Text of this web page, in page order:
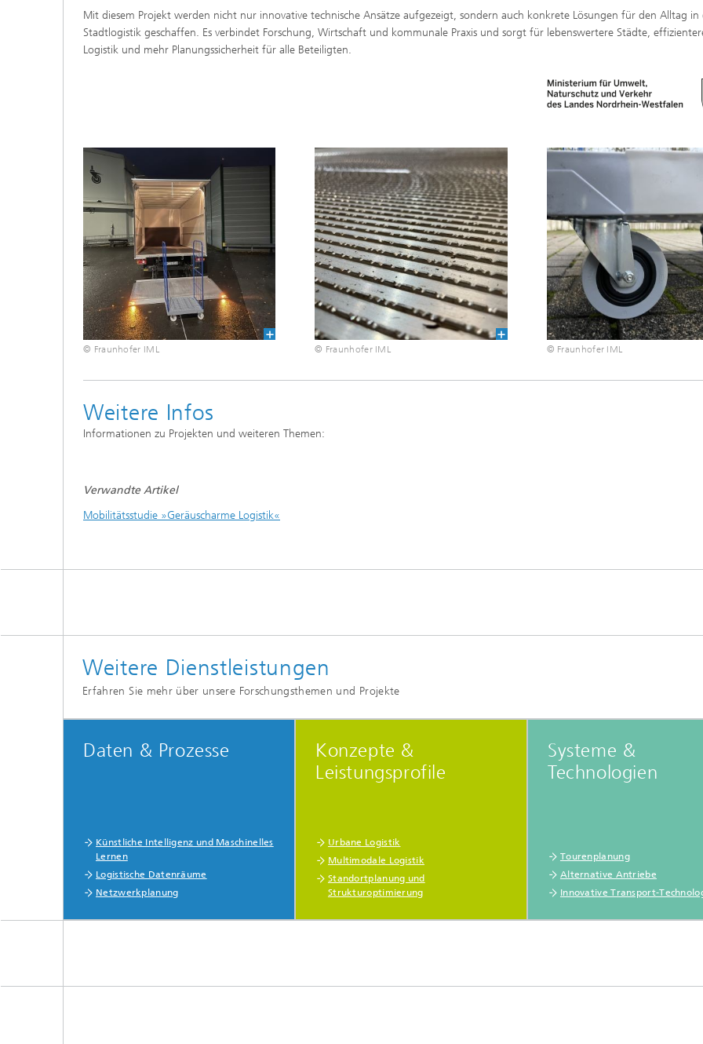
Mit diesem Projekt werden nicht nur innovative technische Ansätze aufgezeigt, sondern auch konkrete Lösungen für den Alltag in
Stadtlogistik geschaffen. Es verbindet Forschung, Wirtschaft und kommunale Praxis und sorgt für lebenswertere Städte,
Logistik und mehr Planungssicherheit für alle Beteiligten.
© Fraunhofer IML © Fraunhofer IML © Fraunhofer IML
Weitere Infos
Informationen zu Projekten und weiteren Themen:
Verwandte Artikel
Mobilitätsstudie »Geräuscharme Logistik«
Weitere Dienstleistungen
Erfahren Sie mehr über unsere Forschungsthemen und Projekte
Daten & Prozesse
Künstliche Intelligenz und Maschinelles
Lernen
Logistische Datenräume
Netzwerkplanung
Konzepte &
Leistungsprofile
Urbane Logistik
Multimodale Logistik
Standortplanung und
Strukturoptimierung
Systeme &
Technologien
Tourenplanung
Alternative Antriebe
Innovative Transport-